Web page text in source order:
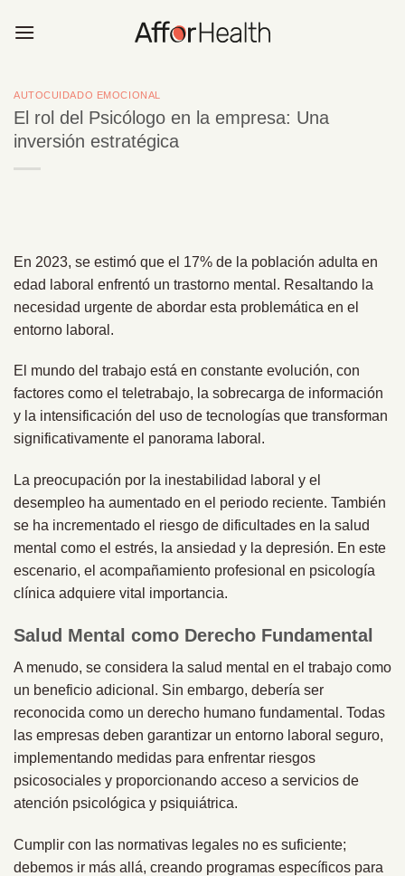
AUTOCUIDADO EMOCIONAL
El rol del Psicólogo en la empresa: Una
inversión estratégica
En 2023, se estimó que el 17% de la población adulta en
edad laboral enfrentó un trastorno mental. Resaltando la
necesidad urgente de abordar esta problemática en el
entorno laboral.
El mundo del trabajo está en constante evolución, con
factores como el teletrabajo, la sobrecarga de información
y la intensificación del uso de tecnologías que transforman
significativamente el panorama laboral.
La preocupación por la inestabilidad laboral y el
desempleo ha aumentado en el periodo reciente. También
se ha incrementado el riesgo de dificultades en la salud
mental como el estrés, la ansiedad y la depresión. En este
escenario, el acompañamiento profesional en psicología
clínica adquiere vital importancia.
Salud Mental como Derecho Fundamental
A menudo, se considera la salud mental en el trabajo como
un beneficio adicional. Sin embargo, debería ser
reconocida como un derecho humano fundamental. Todas
las empresas deben garantizar un entorno laboral seguro,
implementando medidas para enfrentar riesgos
psicosociales y proporcionando acceso a servicios de
atención psicológica y psiquiátrica.
Cumplir con las normativas legales no es suficiente;
debemos ir más allá, creando programas específicos para